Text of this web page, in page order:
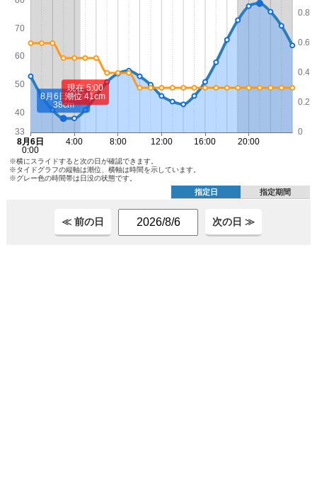
※横にスライドすると次の日が確認できます。
※タイドグラフの縦軸は潮位、横軸は時間を示しています。
※グレー色の時間帯は日没の状態です。
指定日 指定期間
≪ 前の日 次の日 ≫